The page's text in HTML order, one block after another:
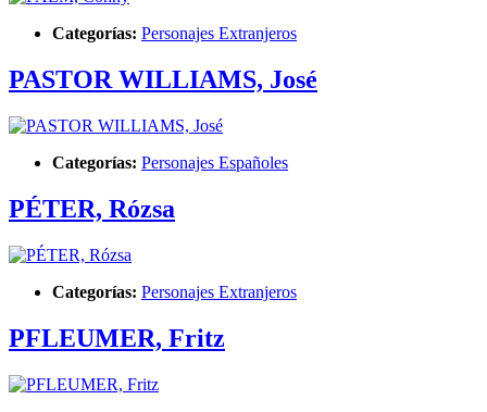
Categorías: Personajes Extranjeros
PASTOR WILLIAMS, José
Categorías: Personajes Españoles
PÉTER, Rózsa
Categorías: Personajes Extranjeros
PFLEUMER, Fritz